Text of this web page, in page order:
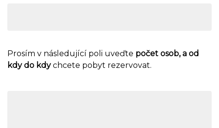
Prosím v následující poli uveďte počet osob, a od
kdy do kdychcete pobyt rezervovat.